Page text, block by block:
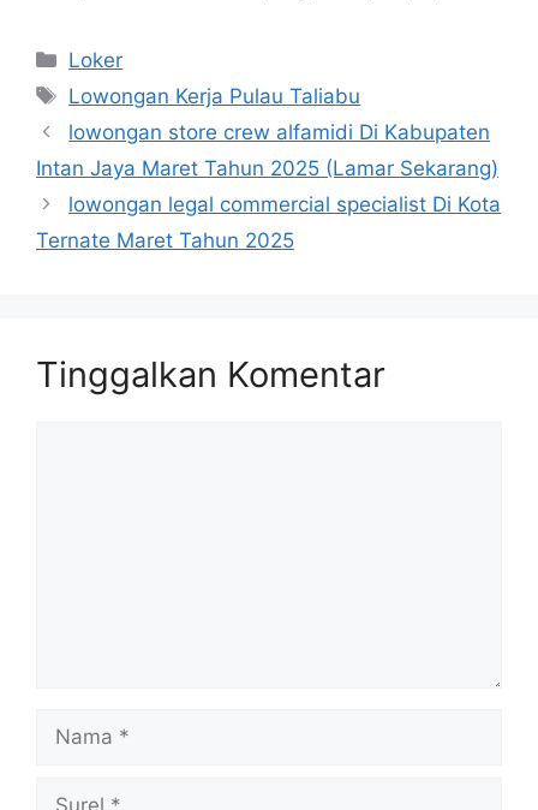
Kategori
Loker
Tag
Lowongan Kerja Pulau Taliabu
lowongan store crew alfamidi Di Kabupaten
Intan Jaya Maret Tahun 2025 (Lamar Sekarang)
lowongan legal commercial specialist Di Kota
Ternate Maret Tahun 2025
Tinggalkan Komentar
Nama
Surel